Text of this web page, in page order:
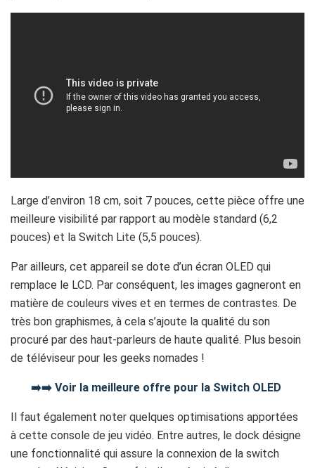
Large d’environ 18 cm, soit 7 pouces, cette pièce offre une
meilleure visibilité par rapport au modèle standard (6,2
pouces) et la Switch Lite (5,5 pouces).
Par ailleurs, cet appareil se dote d’un écran OLED qui
remplace le LCD. Par conséquent, les images gagneront en
matière de couleurs vives et en termes de contrastes. De
très bon graphismes, à cela s’ajoute la qualité du son
procuré par des haut-parleurs de haute qualité. Plus besoin
de téléviseur pour les geeks nomades !
➡️➡️ Voir la meilleure offre pour la Switch OLED
Il faut également noter quelques optimisations apportées
à cette console de jeu vidéo. Entre autres, le dock désigne
une fonctionnalité qui assure la connexion de la switch